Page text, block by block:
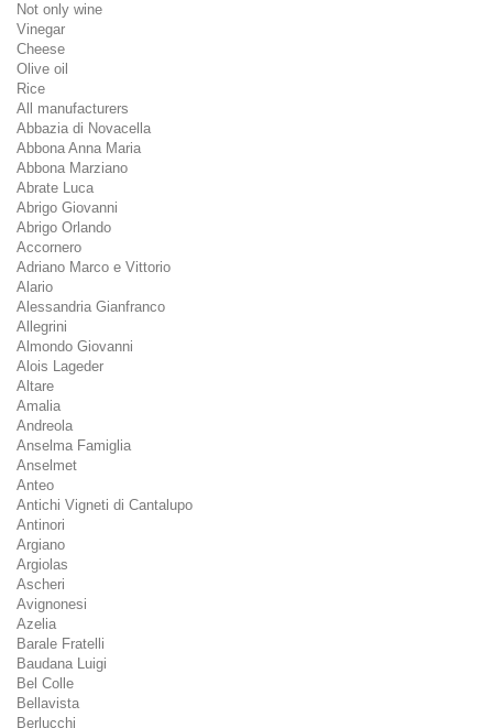
Not only wine
Vinegar
Cheese
Olive oil
Rice
All manufacturers
Abbazia di Novacella
Abbona Anna Maria
Abbona Marziano
Abrate Luca
Abrigo Giovanni
Abrigo Orlando
Accornero
Adriano Marco e Vittorio
Alario
Alessandria Gianfranco
Allegrini
Almondo Giovanni
Alois Lageder
Altare
Amalia
Andreola
Anselma Famiglia
Anselmet
Anteo
Antichi Vigneti di Cantalupo
Antinori
Argiano
Argiolas
Ascheri
Avignonesi
Azelia
Barale Fratelli
Baudana Luigi
Bel Colle
Bellavista
Berlucchi